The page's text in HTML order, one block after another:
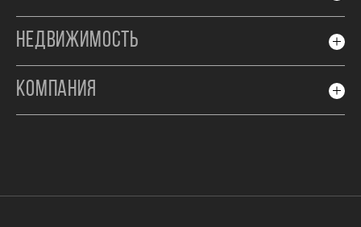
НЕДВИЖИМОСТЬ
КОМПАНИЯ